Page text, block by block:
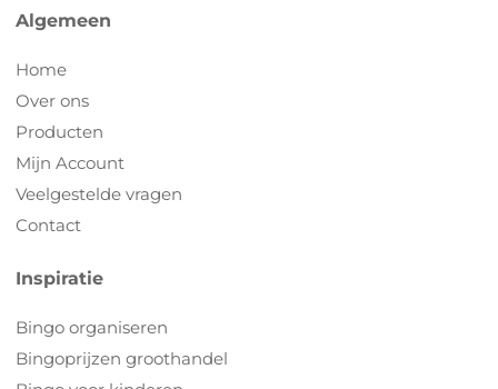
Algemeen
Home
Over ons
Producten
Mijn Account
Veelgestelde vragen
Contact
Inspiratie
Bingo organiseren
Bingoprijzen groothandel